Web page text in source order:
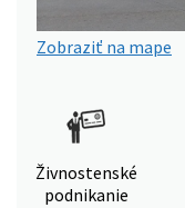
Zobraziť na mape
Živnostenské
podnikanie